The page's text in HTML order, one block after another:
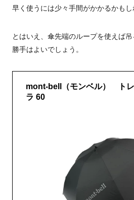
早く使うには少々手間がかかるかもし
とはいえ、傘先端のループを使えば
勝手はよいでしょう。
mont-bell（モンベル） トレ
ラ 60